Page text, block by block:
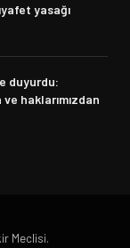
yasağı
duyurdu:
haklarımızdan
Meclisi.